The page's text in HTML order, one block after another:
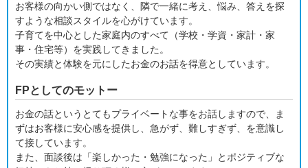
お客様の向かい側ではなく、隣で一緒に考え、悩み、答えを探
すような相談スタイルを心がけています。
子育てを中心とした家庭内のすべて（学校・学資・家計・家
事・住宅等）を実践してきました。
その実績と体験を元にしたお金のお話を得意としています。
FPとしてのモットー
お金の話というとてもプライベートな事をお話しますので、ま
ずはお客様に安心感を提供し、急がず、難しすぎず、を意識し
て接しています。
また、面談後は「楽しかった・勉強になった」とポジティブな